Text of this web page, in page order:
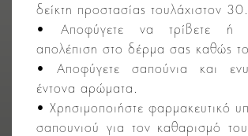
δείκτη προστασίας τουλάχιστον 30.
• Αποφύγετε να τρίβετε ή
απολέπιση στο δέρμα σας καθώς το
• Αποφύγετε σαπούνια και
έντονα αρώματα.
• Χρησιμοποιήστε φαρμακευτικό
σαπουνιού για τον καθαρισμό